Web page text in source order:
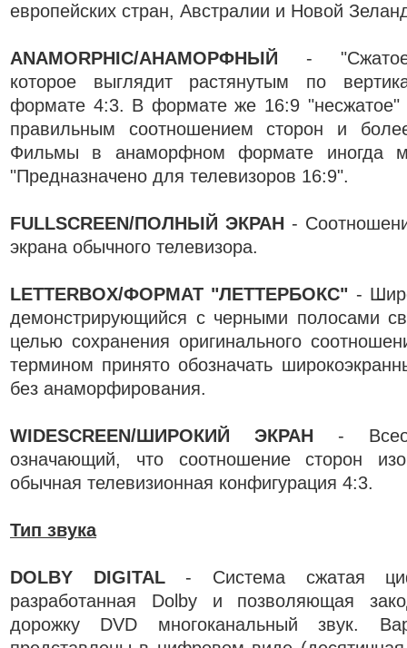
европейских стран, Австралии и Новой
ANAMORPHIC/АНАМОРФНЫЙ - "Сжатое"
которое выглядит растянутым по
формате 4:3. В формате же 16:9 "несжатое"
правильным соотношением сторон и
Фильмы в анаморфном формате иногда
"Предназначено для телевизоров 16:9".
FULLSCREEN/ПОЛНЫЙ ЭКРАН -
экрана обычного телевизора.
LETTERBOX/ФОРМАТ "ЛЕТТЕРБОКС" -
демонстрирующийся с черными полосами
целью сохранения оригинального
термином принято обозначать
без анаморфирования.
WIDESCREEN/ШИРОКИЙ ЭКРАН -
означающий, что соотношение сторон
обычная телевизионная конфигурация 4:3.
Тип звука
DOLBY DIGITAL- Система сжатая
разработанная Dolby и позволяющая
дорожку DVD многоканальный звук.